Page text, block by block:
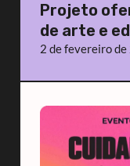
Projeto
de arte e
2 de fevereiro